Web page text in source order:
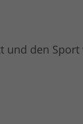
und den